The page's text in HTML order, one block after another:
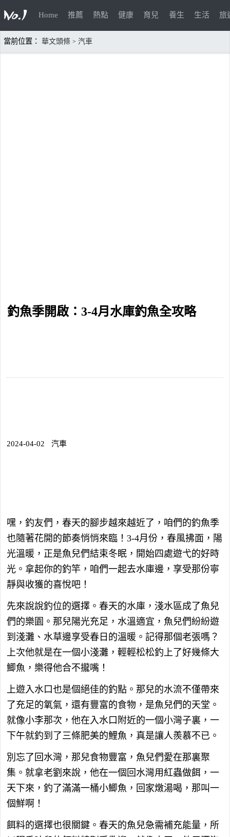
Home 推薦 熱點 健康 育兒 養生 生活 旅
當前位置： 華文頭條 > 汽車
釣魚季開啟：3-4月水庫釣魚全攻略
2024-04-02 汽車
嘿，釣友們，春天的腳步越來越近了，咱們的釣魚季
也隨著花開的節奏悄悄來臨！3-4月份，春風拂面，陽
光溫暖，正是魚兒們結束冬眠，開始四處遊弋的好時
光。拿起你的釣竿，咱們一起去水庫邊，享受那份寧
靜與收獲的喜悅吧！
先來說說釣位的選擇。春天的水庫，淺水區成了魚兒
們的樂園。那兒陽光充足，水溫適宜，魚兒們紛紛遊
到淺灘、水草邊享受春日的溫暖。記得那個老張嗎？
上次他就是在一個小淺灘，輕輕松松釣上了好幾條大
鯽魚，樂得他合不攏嘴！
上遊入水口也是個絕佳的釣點。那兒的水流不僅帶來
了充足的氧氣，還有豐富的食物，是魚兒們的天堂。
就像小李那次，他在入水口附近的一個小灣子裏，一
下午就釣到了三條肥美的鯉魚，真是讓人羨慕不已。
別忘了回水灣，那兒食物豐富，魚兒們愛在那裏聚
集。就拿老劉來說，他在一個回水灣用紅蟲做餌，一
天下來，釣了滿滿一桶小鯽魚，回家燉湯喝，那叫一
個鮮啊！
餌料的選擇也很關鍵。春天的魚兒急需補充能量，所